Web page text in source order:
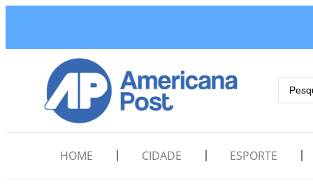
HOME CIDADE ESPORTE